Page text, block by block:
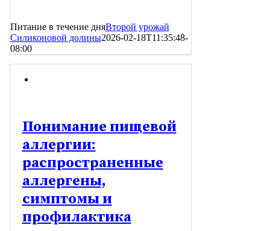
Питание в течение дняВторой урожай
Силиконовой долины2026-02-18T11:35:48-
08:00
Понимание пищевой
аллергии:
распространенные
аллергены,
симптомы и
профилактика